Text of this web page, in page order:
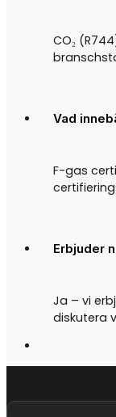
CO₂
Vad
F-gas
Erbjuder
Ja – vi
diskutera